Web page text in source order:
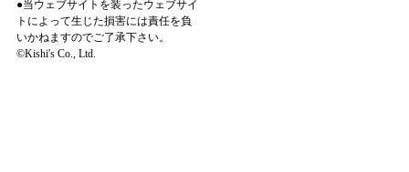
●当ウェブサイトを装ったウェブサイ
トによって生じた損害には責任を負
いかねますのでご了承下さい。
©Kishi's Co., Ltd.